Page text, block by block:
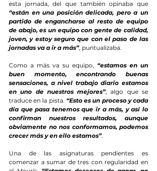
“están en una posición delicada, pero a un
partido de engancharse al resto de equipo
de abajo, es un equipo con gente de calidad,
joven, y estoy seguro que con el paso de las
jornadas va a ir a más”, puntualizaba.
Como a más va su equipo, “estamos en un
buen momento, encontrando buenas
sensaciones, a nivel trabajo diario estamos
en uno de nuestros mejores”, algo que se
traduce en la pista. “Esto es un proceso y cada
día que pasa tenemos que ir a más, y así lo
confirman nuestros resultados, aunque
obviamente no nos conformamos, podemos
crecer más y en ello estamos”.
Una de las asignaturas pendientes es
comenzar a sumar de tres con regularidad en